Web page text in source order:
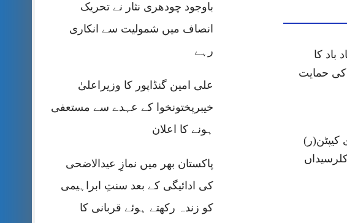
باوجود چودھری نثار نے تحریک
انصاف میں شمولیت سے انکاری
رہے
علی امین گنڈاپور کا وزیراعلیٰ
خیبرپختونخوا کے عہدے سے مستعفی
ہونے کا اعلان
پاکستان بھر میں نمازِ عیدالاضحی
کی ادائیگی کے بعد سنتِ ابراہیمی
کو زندہ رکھتے ہوئے قربانی کا
باد کا
حمایت
کیپٹن(ر)